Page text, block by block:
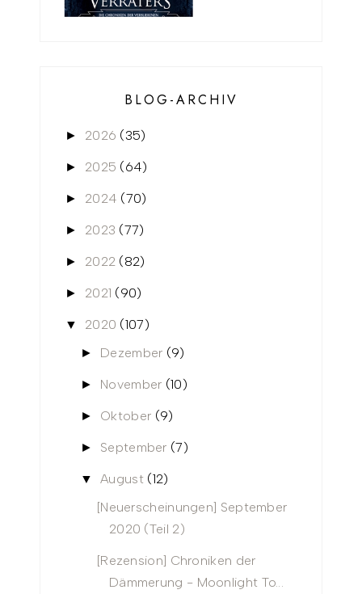
BLOG-ARCHIV
► 2026 (35)
► 2025 (64)
► 2024 (70)
► 2023 (77)
► 2022 (82)
► 2021 (90)
▼ 2020 (107)
► Dezember (9)
► November (10)
► Oktober (9)
► September (7)
▼ August (12)
[Neuerscheinungen] September
2020 (Teil 2)
[Rezension] Chroniken der
Dämmerung - Moonlight To...